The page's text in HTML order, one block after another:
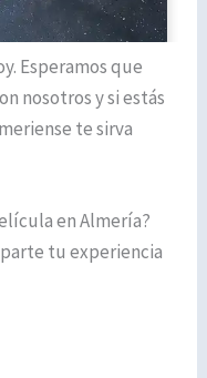
Esperamos que
nosotros y si estás
te sirva
en Almería?
tu experiencia